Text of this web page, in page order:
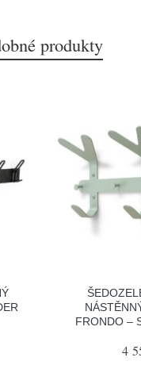
produkty
FRONDO –
4